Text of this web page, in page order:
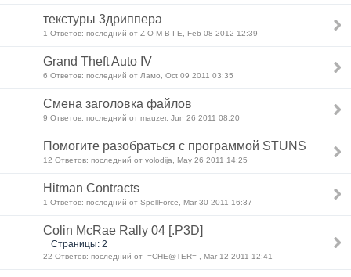
текстуры 3дриппера
1 Ответов: последний от Z-O-M-B-I-E, Feb 08 2012 12:39
Grand Theft Auto IV
6 Ответов: последний от Ламо, Oct 09 2011 03:35
Смена заголовка файлов
9 Ответов: последний от mauzer, Jun 26 2011 08:20
Помогите разобраться с программой STUNS
12 Ответов: последний от volodija, May 26 2011 14:25
Hitman Contracts
1 Ответов: последний от SpellForce, Mar 30 2011 16:37
Colin McRae Rally 04 [.P3D]
Страницы: 2
22 Ответов: последний от -=CHE@TER=-, Mar 12 2011 12:41